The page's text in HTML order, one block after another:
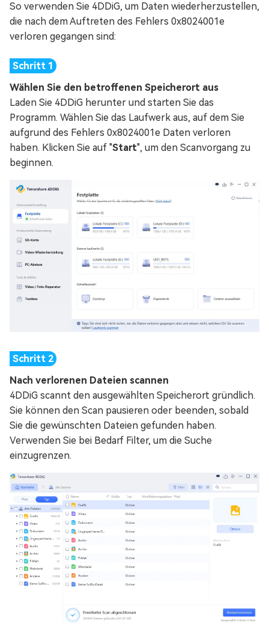
So verwenden Sie 4DDiG, um Daten wiederherzustellen,
die nach dem Auftreten des Fehlers 0x8024001e
verloren gegangen sind:
Wählen Sie den betroffenen Speicherort aus
Laden Sie 4DDiG herunter und starten Sie das
Programm. Wählen Sie das Laufwerk aus, auf dem Sie
aufgrund des Fehlers 0x8024001e Daten verloren
haben. Klicken Sie auf "Start", um den Scanvorgang zu
beginnen.
Nach verlorenen Dateien scannen
4DDiG scannt den ausgewählten Speicherort gründlich.
Sie können den Scan pausieren oder beenden, sobald
Sie die gewünschten Dateien gefunden haben.
Verwenden Sie bei Bedarf Filter, um die Suche
einzugrenzen.